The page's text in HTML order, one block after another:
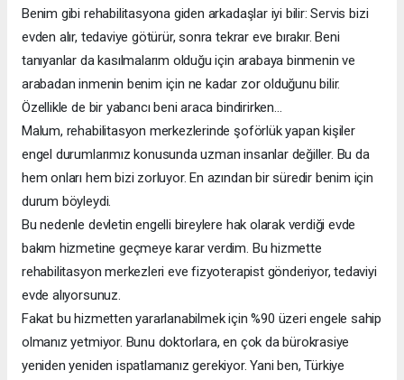
Benim gibi rehabilitasyona giden arkadaşlar iyi bilir: Servis bizi
evden alır, tedaviye götürür, sonra tekrar eve bırakır. Beni
tanıyanlar da kasılmalarım olduğu için arabaya binmenin ve
arabadan inmenin benim için ne kadar zor olduğunu bilir.
Özellikle de bir yabancı beni araca bindirirken…
Malum, rehabilitasyon merkezlerinde şoförlük yapan kişiler
engel durumlarımız konusunda uzman insanlar değiller. Bu da
hem onları hem bizi zorluyor. En azından bir süredir benim için
durum böyleydi.
Bu nedenle devletin engelli bireylere hak olarak verdiği evde
bakım hizmetine geçmeye karar verdim. Bu hizmette
rehabilitasyon merkezleri eve fizyoterapist gönderiyor, tedaviyi
evde alıyorsunuz.
Fakat bu hizmetten yararlanabilmek için %90 üzeri engele sahip
olmanız yetmiyor. Bunu doktorlara, en çok da bürokrasiye
yeniden yeniden ispatlamanız gerekiyor. Yani ben, Türkiye